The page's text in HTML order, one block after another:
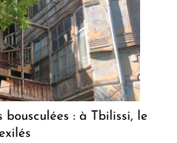
bousculées : à Tbilissi, le